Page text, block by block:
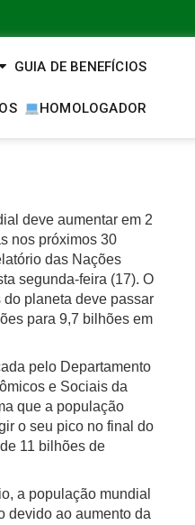
GUIA DE BENEFÍCIOS
HOMOLOGADOR
deve aumentar em 2
nos próximos 30
das Nações
segunda-feira (17). O
planeta deve passar
para 9,7 bilhões em
pelo Departamento
e Sociais da
que a população
o seu pico no final do
11 bilhões de
a população mundial
devido ao aumento da